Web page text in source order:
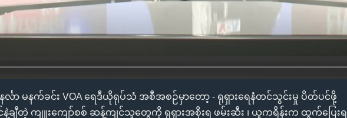
လာ မနက်ခင်း VOA ရေဒီယိုရုပ်သံ အစီအစဉ်မှာတော့ - ရုရှားရေနံတင်သွင်းမှု ပိတ်ပင်ဖို့
နဲ့ချီတဲ့ ကျူးကျော်စစ် ဆန့်ကျင်သူတွေကို ရုရှားအစိုးရ ဖမ်းဆီး ၊ ယူကရိန်းက ထွက်ပြေးရ